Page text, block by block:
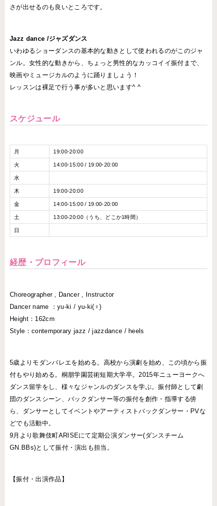
さが出せるのも良いところです。
Jazz dance /ジャズダンス
いわゆるショーダンスの基本的な動きとして使われるのがこのジャ
ンル。女性的な動きから、ちょっと男性的なカッコイイ振付まで、
映画やミュージカルのように踊りましょう！
レッスンは裸足で行う事が多いと思います^ ^
スケジュール
月 19:00-20:00
火 14:00-15:00 / 19:00-20:00
水
木 19:00-20:00
金 14:00-15:00 / 19:00-20:00
土 13:00-20:00（うち、どこか1時間）
日
経歴・プロフィール
Choreographer , Dancer , Instructor
Dancer name ：yu-ki / yu-ki(♀)
Height：162cm
Style：contemporary jazz / jazzdance / heels
5歳よりモダンバレエを始める。高校から演劇を始め、この頃から振
付もやり始める。桐朋学園芸術短期大学卒。2015年ニューヨークへ
ダンス留学をし、様々なジャンルのダンスを学ぶ。振付師として劇
団のダンスシーン、バックダンサー等の振付を創作・指導する傍
ら、ダンサーとしてイベントやアーティストバックダンサー・PVな
どでも活動中。
9月より歌舞伎町ARISEにて定期公演ダンサー(ダンスチーム
GN.BBs)として振付・演出も担当。
【振付・出演作品】